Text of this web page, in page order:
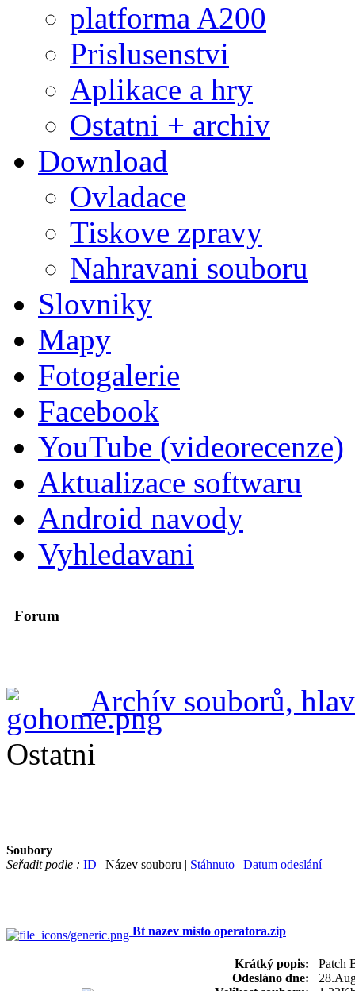
platforma A200
Prislusenstvi
Aplikace a hry
Ostatni + archiv
Download
Ovladace
Tiskove zpravy
Nahravani souboru
Slovniky
Mapy
Fotogalerie
Facebook
YouTube (videorecenze)
Aktualizace softwaru
Android navody
Vyhledavani
Forum
Archív souborů,
Ostatni
Soubory
Seřadit podle : ID | Název souboru | Stáhnuto | Datum odeslání
Bt nazev misto operatora.zip
Krátký popis:
Patch
Odesláno dne: